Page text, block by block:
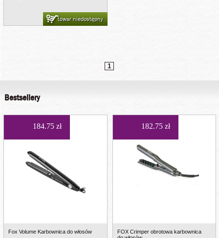
towar niedostępny
1
Bestsellery
184.75 zł
Fox Volume Karbownica do włosów
182.75 zł
FOX Crimper obrotowa karbownica